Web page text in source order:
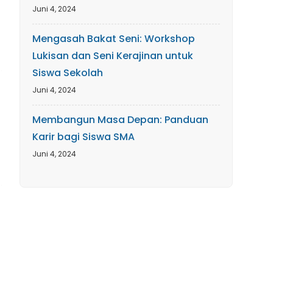
Juni 4, 2024
Mengasah Bakat Seni: Workshop
Lukisan dan Seni Kerajinan untuk
Siswa Sekolah
Juni 4, 2024
Membangun Masa Depan: Panduan
Karir bagi Siswa SMA
Juni 4, 2024